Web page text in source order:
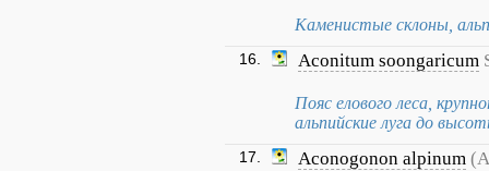
Каменистые склоны,
16. Aconitum soongaricum
Пояс елового леса,
альпийские луга до
17. Aconogonon alpinum